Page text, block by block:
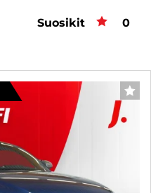
Suosikit 0